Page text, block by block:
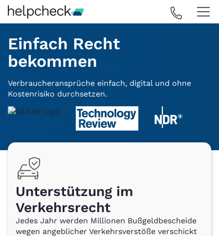
Einfach Recht
bekommen
Verbraucheransprüche einfach, digital und ohne
Kostenrisiko durchsetzen.
Unterstützung im
Verkehrsrecht
Jedes Jahr werden Millionen Bußgeldbescheide
wegen angeblicher Verkehrsverstöße verschickt